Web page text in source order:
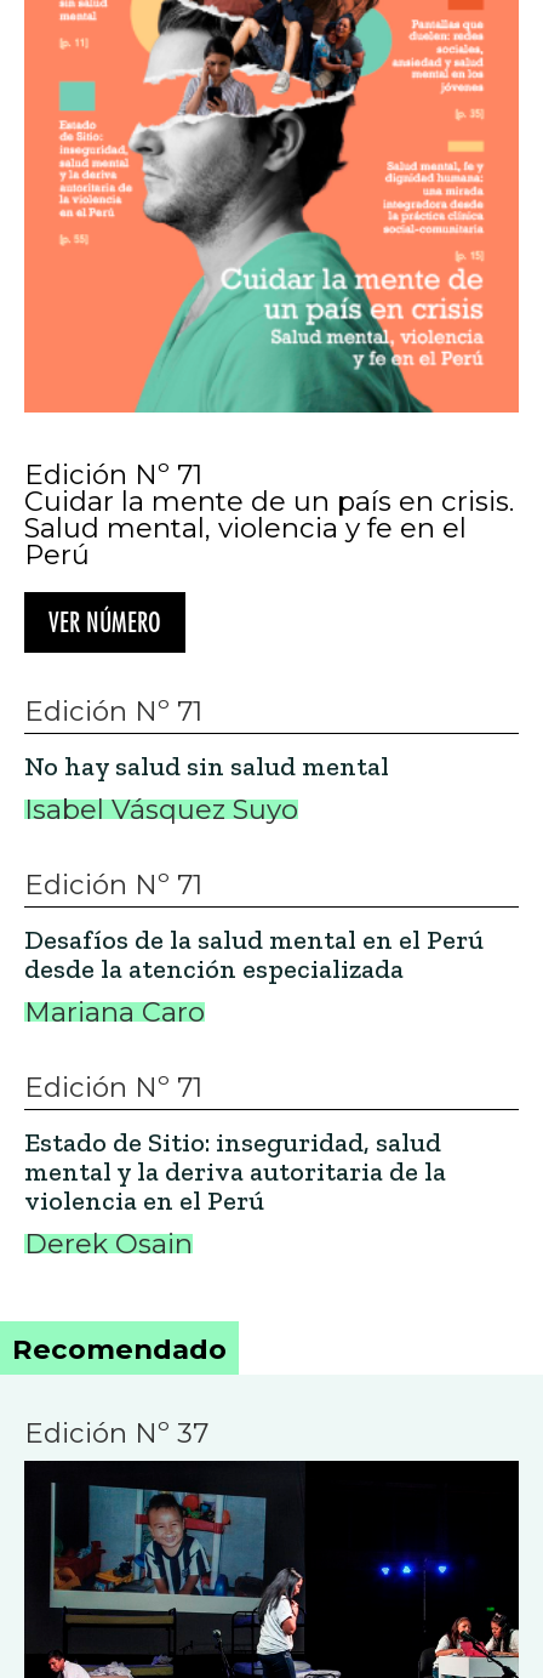
Edición Nº 71
Cuidar la mente de un país en crisis.
Salud mental, violencia y fe en el
Perú
VER NÚMERO
Edición Nº 71
No hay salud sin salud mental
Isabel Vásquez Suyo
Edición Nº 71
Desafíos de la salud mental en el Perú
desde la atención especializada
Mariana Caro
Edición Nº 71
Estado de Sitio: inseguridad, salud
mental y la deriva autoritaria de la
violencia en el Perú
Derek Osain
Recomendado
Edición Nº 37